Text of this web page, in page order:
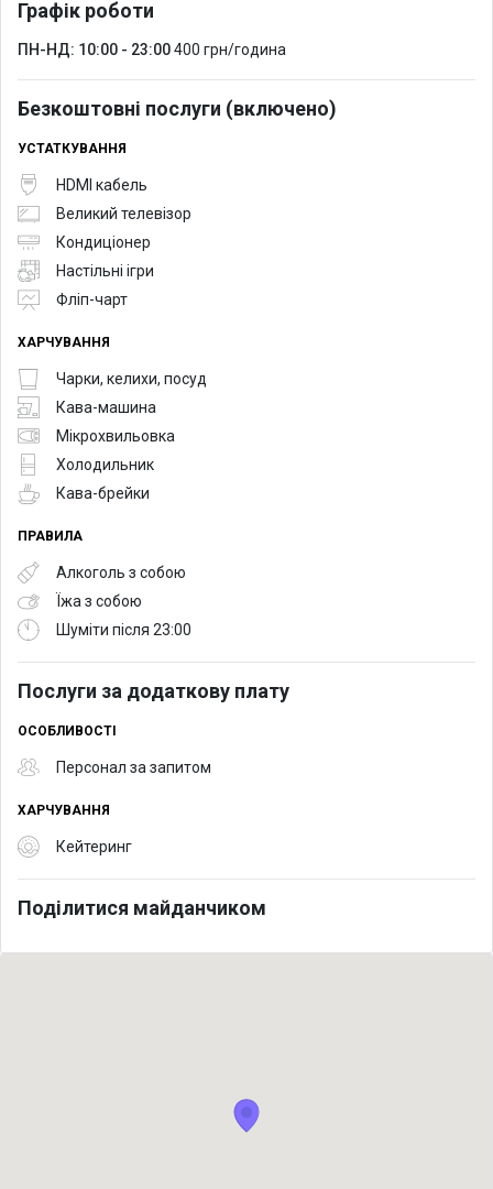
Графік роботи
ПН-НД: 10:00 - 23:00400 грн/година
Безкоштовні послуги (включено)
УСТАТКУВАННЯ
HDMI кабель
Великий телевізор
Кондиціонер
Настільні ігри
Фліп-чарт
ХАРЧУВАННЯ
Чарки, келихи, посуд
Кава-машина
Мікрохвильовка
Холодильник
Кава-брейки
ПРАВИЛА
Алкоголь з собою
Їжа з собою
Шуміти після 23:00
Послуги за додаткову плату
ОСОБЛИВОСТІ
Персонал за запитом
ХАРЧУВАННЯ
Кейтеринг
Поділитися майданчиком